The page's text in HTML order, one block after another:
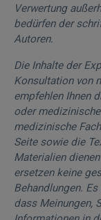
Verwertung
bedürfen der
Autoren.
Die Inhalte der
Konsultation von
empfehlen Ihnen
oder
medizinische
Seite sowie die
Materialien
ersetzen keine
Behandlungen.
dass Meinungen,